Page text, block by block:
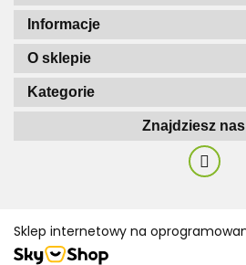
Informacje
O sklepie
Kategorie
Znajdziesz
Sklep internetowy na